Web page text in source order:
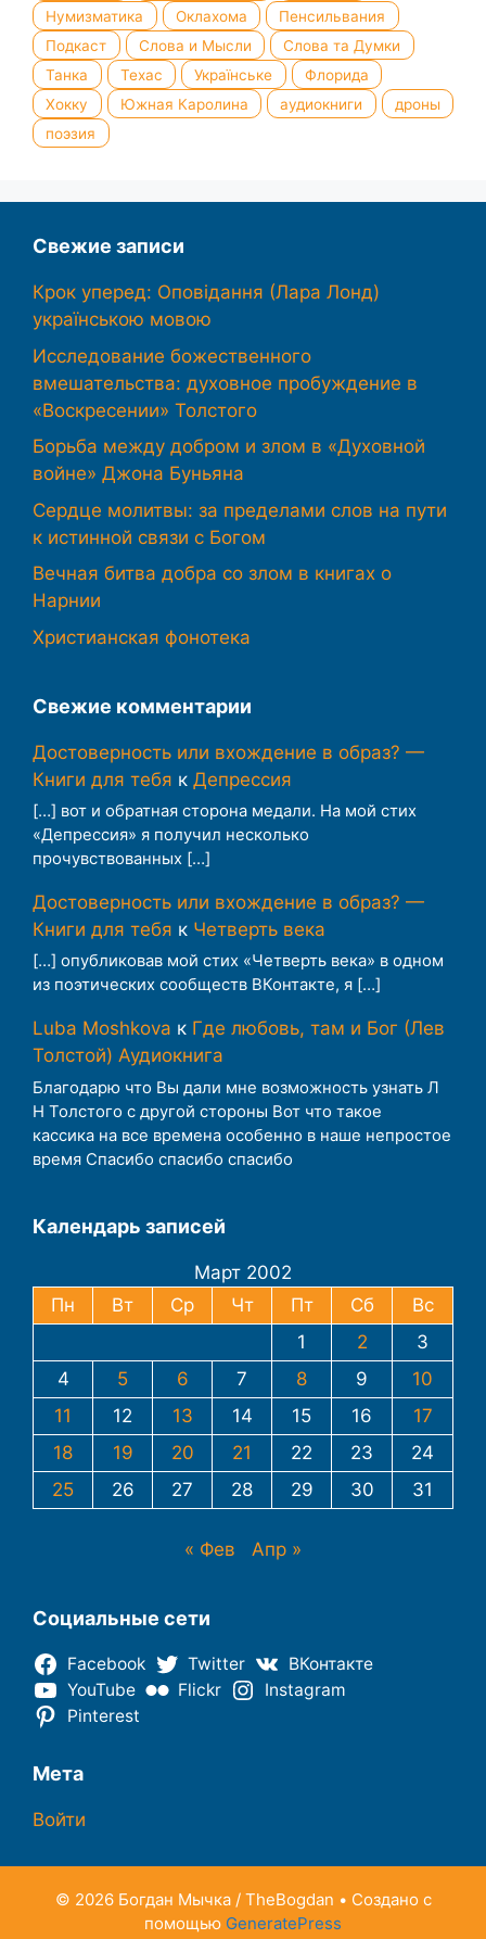
Нумизматика
Оклахома
Пенсильвания
Подкаст
Слова и Мысли
Слова та Думки
Танка
Техас Українське
Флорида
Хокку
Южная Каролина аудиокниги
дроны
поэзия
Свежие записи
Крок уперед: Оповідання (Лара Лонд)
українською мовою
Исследование божественного
вмешательства: духовное пробуждение в
«Воскресении» Толстого
Борьба между добром и злом в «Духовной
войне» Джона Буньяна
Сердце молитвы: за пределами слов на пути
к истинной связи с Богом
Вечная битва добра со злом в книгах о
Нарнии
Христианская фонотека
Свежие комментарии
Достоверность или вхождение в образ? —
Книги для тебя к Депрессия
[…] вот и обратная сторона медали. На мой стих
«Депрессия» я получил несколько
прочувствованных […]
Достоверность или вхождение в образ? —
Книги для тебя к Четверть века
[…] опубликовав мой стих «Четверть века» в одном
из поэтических сообществ ВКонтакте, я […]
Luba Moshkova к Где любовь, там и Бог (Лев
Толстой) Аудиокнига
Благодарю что Вы дали мне возможность узнать Л
Н Толстого с другой стороны Вот что такое
кассика на все времена особенно в наше непростое
время Спасибо спасибо спасибо
Календарь записей
Март 2002
Пн
Вт Ср Чт Пт Сб
Вс
1
2
3
4
5 6 7 8 9
10
11
12 13 14 15 16
17
18
19 20 21 22 23
24
25
26 27 28 29 30 31
« Фев Апр »
Социальные сети
Facebook Twitter
ВКонтакте
YouTube
Flickr
Instagram
Pinterest
Мета
Войти
© 2026 Богдан Мычка / TheBogdan • Создано с
помощью GeneratePress